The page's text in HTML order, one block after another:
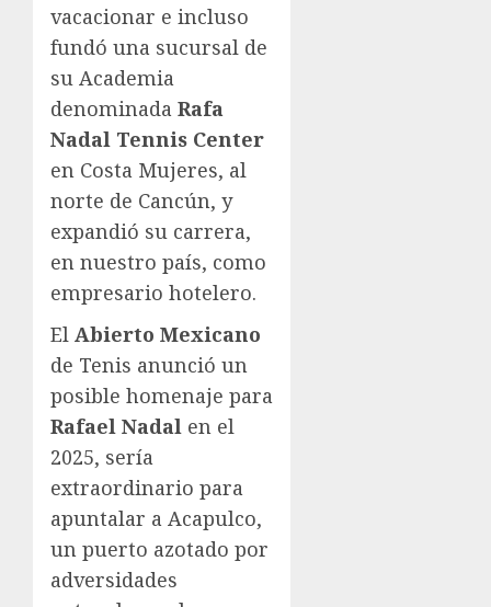
vacacionar e incluso
fundó una sucursal de
su Academia
denominada Rafa
Nadal Tennis Center
en Costa Mujeres, al
norte de Cancún, y
expandió su carrera,
en nuestro país, como
empresario hotelero.
El Abierto Mexicano
de Tenis anunció un
posible homenaje para
Rafael Nadal en el
2025, sería
extraordinario para
apuntalar a Acapulco,
un puerto azotado por
adversidades